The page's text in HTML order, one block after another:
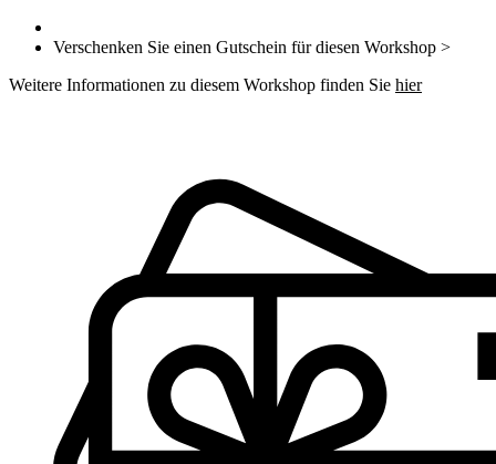
Verschenken Sie einen Gutschein für diesen Workshop >
Weitere Informationen zu diesem Workshop finden Sie hier